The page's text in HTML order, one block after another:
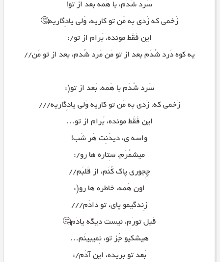
سَرد شُدَم، با هَمه بعد از تو!
زَخمی که زَدی به مَن تو کاریه، وَلی یادِگاریه🤔
این فَقَط مونده، بَرام از تو/:
یه کوه دَرد شُدَم بعد از تو مَن مَرد شُدم، بعد از تو مَن//
سَرد شُدَم با هَمه، بَعد از تو(:
زَخمی که، زَدی به مَن تو کاریه وَلی یادِگاریه///
این فَقَط مونده، بَرام از تو…
واسه ی، دیدَنِت هَر شَب!
میشمُرَم، سِتاره ها رو/:
چِجوری پاک کُنَم، از قَلبَم//
اون هَمه، خاطره ها رو(:
زِندگیمو پای، تو دادَم///
قَبل تورَم، نیست دیگه یادَم🤔
هیشکیو جُز تو، نِمیبینَم…
بَعد تو بریده، این آدَم/: